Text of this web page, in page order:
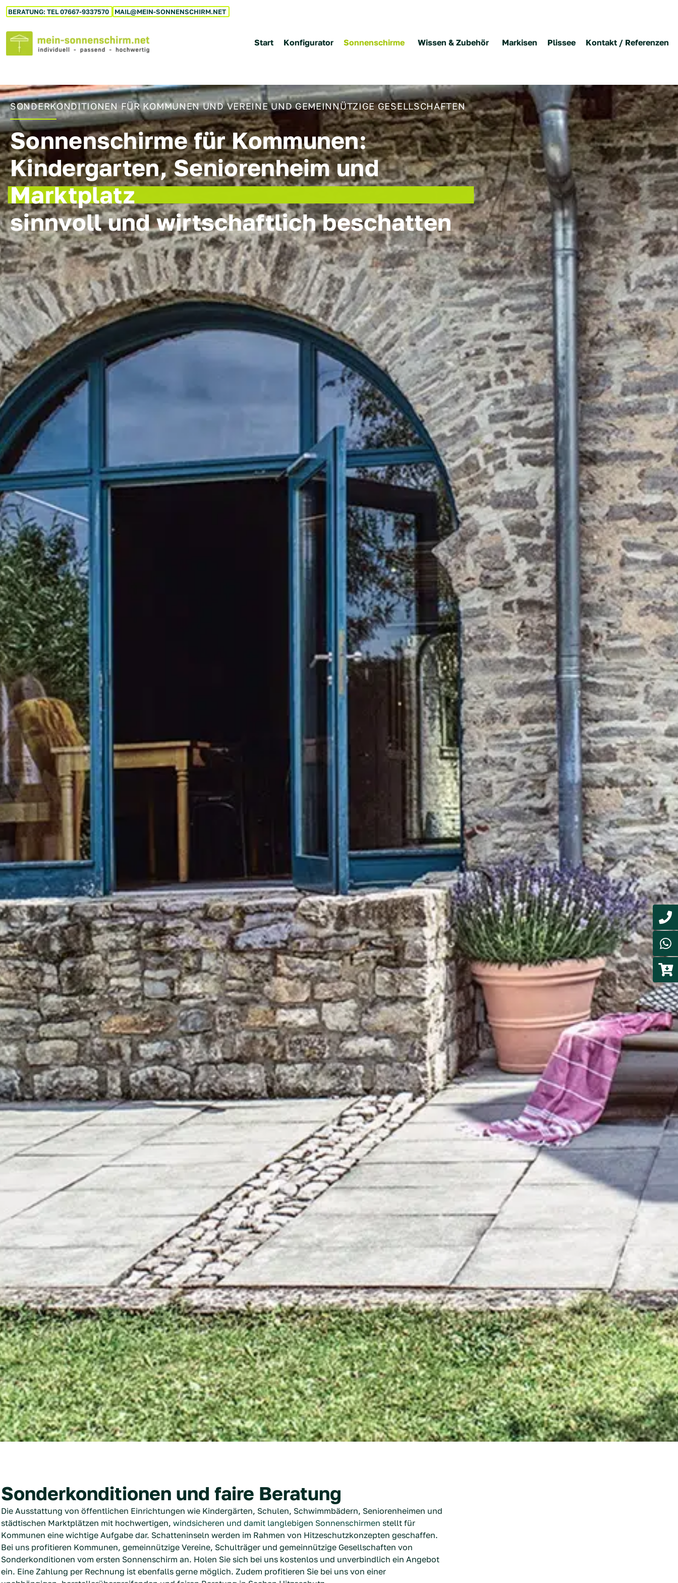
BERATUNG: TEL 07667-9337570 MAIL@MEIN-SONNENSCHIRM.NET
Start Konfigurator Sonnenschirme Wissen & Zubehör Markisen Plissee Kontakt / Referenzen
SONDERKONDITIONEN FÜR KOMMUNEN UND VEREINE UND GEMEINNÜTZIGE GESELLSCHAFTEN
Sonnenschirme für Kommunen:
Kindergarten, Seniorenheim und
Marktplatz
sinnvoll und wirtschaftlich beschatten
Sonderkonditionen und faire Beratung
Die Ausstattung von öffentlichen Einrichtungen wie Kindergärten, Schulen, Schwimmbädern, Seniorenheimen und
städtischen Marktplätzen mit hochwertigen, windsicheren und damit langlebigen Sonnenschirmen stellt für
Kommunen eine wichtige Aufgabe dar. Schatteninseln werden im Rahmen von Hitzeschutzkonzepten geschaffen.
Bei uns profitieren Kommunen, gemeinnützige Vereine, Schulträger und gemeinnützige Gesellschaften von
Sonderkonditionen vom ersten Sonnenschirm an. Holen Sie sich bei uns kostenlos und unverbindlich ein Angebot
ein. Eine Zahlung per Rechnung ist ebenfalls gerne möglich. Zudem profitieren Sie bei uns von einer